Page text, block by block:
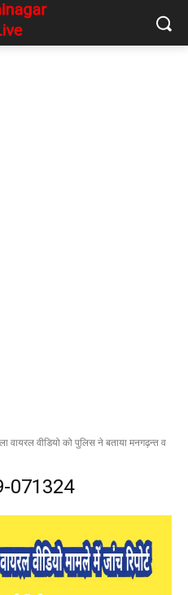
वायरल वीडियो को पुलिस ने बताया मनगढ़न्त व
071324